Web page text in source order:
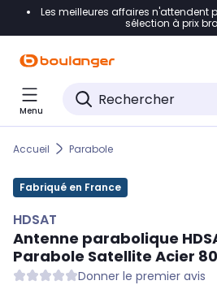
Accéder directement à la
Accéder directement au pied de
Accéder directement au chatbot
Les meilleures affaires n'attendent
sélection à prix
Menu
Accueil Parabole
Fabriqué en France
HDSAT
Antenne parabolique
Parabole Satellite Acier
Donner le premier avis